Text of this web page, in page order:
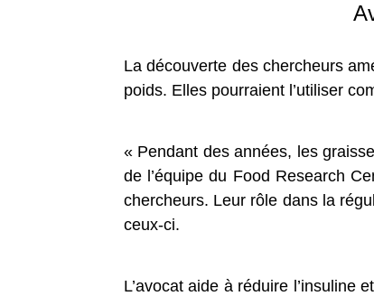
La découverte des chercheurs
poids. Elles pourraient l’utiliser
« Pendant des années, les
de l’équipe du Food Research
chercheurs. Leur rôle dans la
ceux-ci.
L’avocat aide à réduire l’insuline